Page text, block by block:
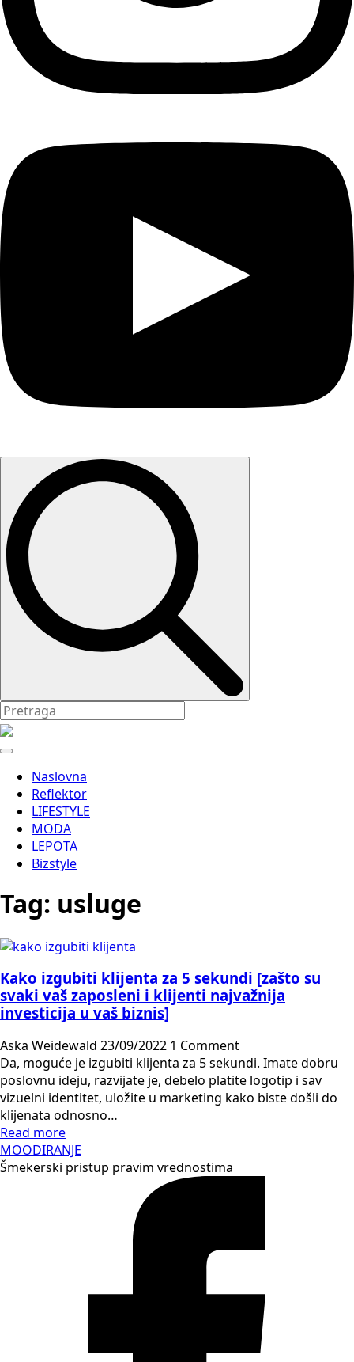
Search
Naslovna
Reflektor
LIFESTYLE
MODA
LEPOTA
Bizstyle
Tag: usluge
Kako izgubiti klijenta za 5 sekundi [zašto su
svaki vaš zaposleni i klijenti najvažnija
investicija u vaš biznis]
Aska Weidewald 23/09/2022 1 Comment
Da, moguće je izgubiti klijenta za 5 sekundi. Imate dobru
poslovnu ideju, razvijate je, debelo platite logotip i sav
vizuelni identitet, uložite u marketing kako biste došli do
klijenata odnosno…
Read more
MOODIRANJE
Šmekerski pristup pravim vrednostima